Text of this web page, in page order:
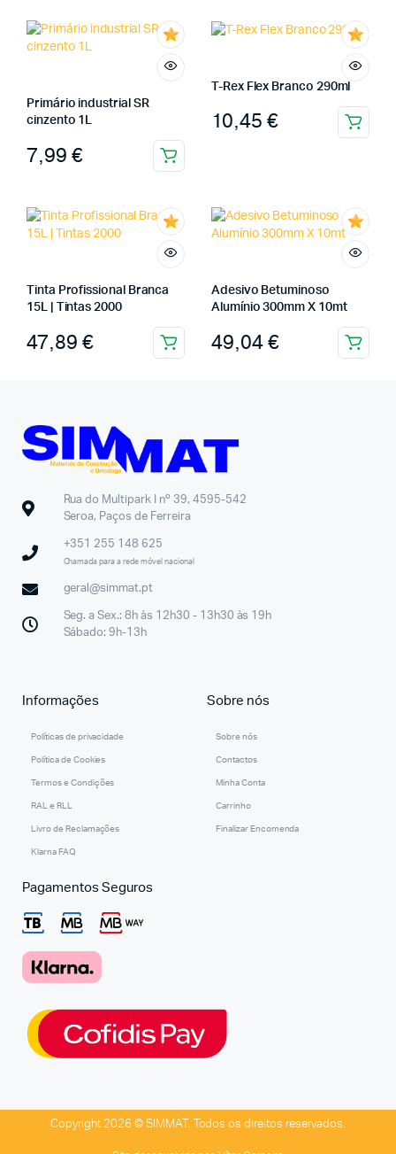
Primário industrial SR
cinzento 1L
7,99 €
T-Rex Flex Branco 290ml
10,45 €
Tinta Profissional Branca
15L | Tintas 2000
47,89 €
Adesivo Betuminoso
Alumínio 300mm X 10mt
49,04€
Rua do Multipark I nº 39, 4595-542
Seroa, Paços de Ferreira
+351 255 148 625
Chamada para a rede móvel nacional
geral@simmat.pt
Seg. a Sex.: 8h às 12h30 - 13h30 às 19h
Sábado: 9h-13h
Informações
Políticas de privacidade
Política de Cookies
Termos e Condições
RAL e RLL
Livro de Reclamações
Klarna FAQ
Sobre nós
Sobre nós
Contactos
Minha Conta
Carrinho
Finalizar Encomenda
Pagamentos Seguros
Copyright 2026 © SIMMAT. Todos os direitos reservados.